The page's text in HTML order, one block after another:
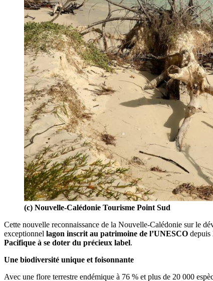
(c) Nouvelle-Calédonie Tourisme Point Sud
Cette nouvelle reconnaissance de la Nouvelle-Calédonie sur le
exceptionnel lagon inscrit au patrimoine de l’UNESCO depuis
Pacifique à se doter du précieux label.
Une biodiversité unique et foisonnante
Avec une flore terrestre endémique à 76 % et plus de 20 000